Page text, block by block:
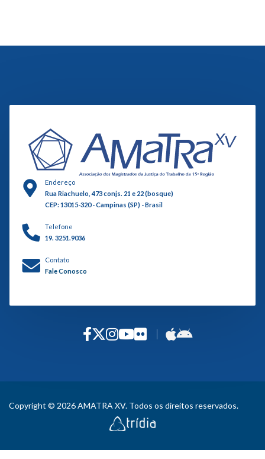
Endereço
Rua Riachuelo, 473 conjs. 21 e 22 (bosque)
CEP: 13015-320 - Campinas (SP) - Brasil
Telefone
19. 3251.9036
Contato
Fale Conosco
Copyright © 2026 AMATRA XV. Todos os direitos reservados.